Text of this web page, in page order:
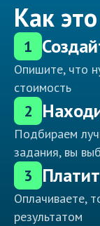
Как
1
Опишите, что
стоимость
2
Подбираем
задания, вы
3
Оплачиваете,
результатом